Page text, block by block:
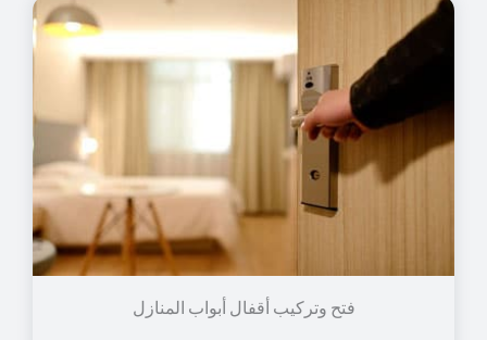
فتح وتركيب أقفال أبواب المنازل